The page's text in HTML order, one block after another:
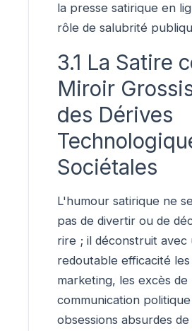
la presse satirique en
rôle de salubrité
3.1 La Satire
Miroir
des Dérives
Sociétales
L'humour satirique ne
pas de divertir ou de
rire ; il déconstruit avec
redoutable efficacité les
marketing, les excès de
communication
obsessions absurdes